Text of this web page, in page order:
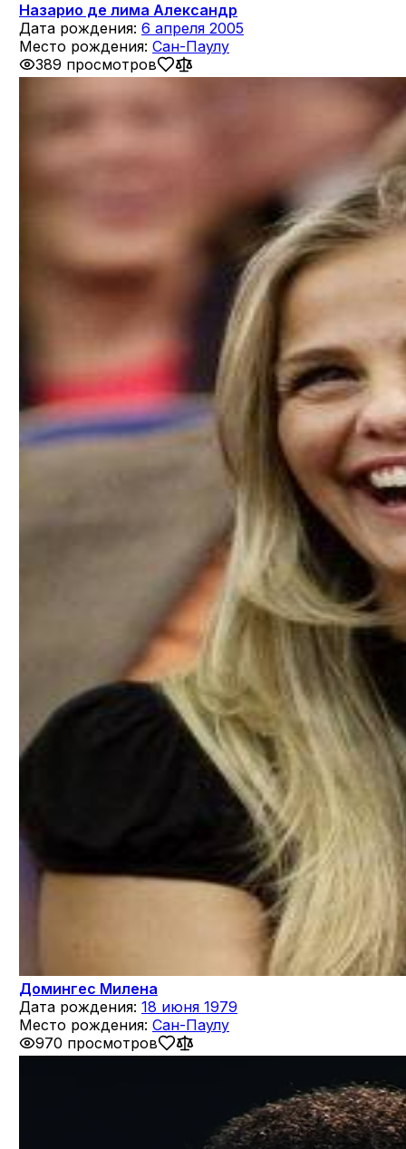
Назарио де лима Александр
Дата рождения: 6 апреля 2005
Место рождения: Сан-Паулу
389 просмотров
Домингес Милена
Дата рождения: 18 июня 1979
Место рождения: Сан-Паулу
970 просмотров